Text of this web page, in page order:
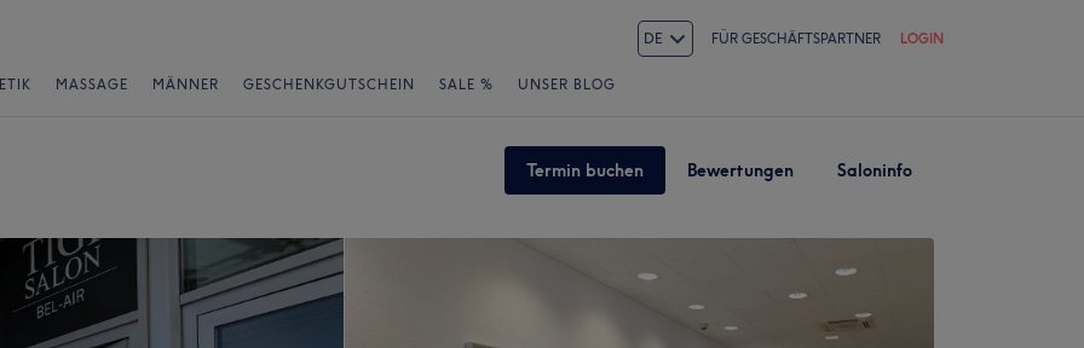
DE FÜR GESCHÄFTSPARTNER LOGIN
MASSAGE MÄNNER GESCHENKGUTSCHEIN SALE % UNSER BLOG
Termin buchen Bewertungen Saloninfo